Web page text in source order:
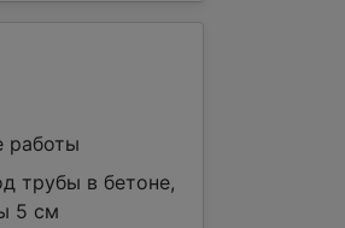
работы
трубы в бетоне,
5 см